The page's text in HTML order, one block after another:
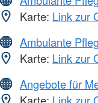
Karte: Link zur
Ambulante
Karte: Link zur
Angebote für